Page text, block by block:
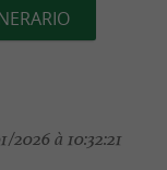
2026 à 10:32:21